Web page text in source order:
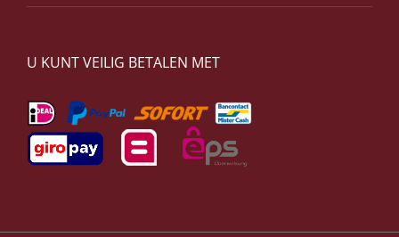
U KUNT VEILIG BETALEN MET